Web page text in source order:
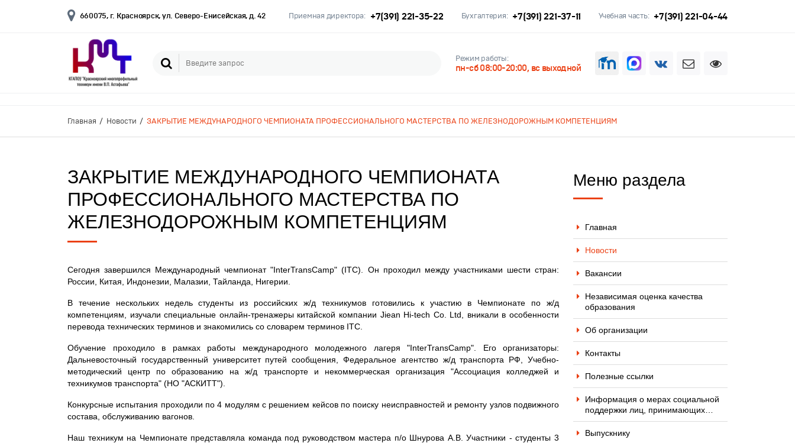
660075, г. Красноярск, ул. Северо-Енисейская, д. 42 Приемная директора: +7(391) 221-35-22 Бухгалтерия: +7(391) 221-37-11 Учебная часть: +7(391) 221-04-44
Режим работы:
пн-сб 08:00-20:00, вс выходной
Главная Новости ЗАКРЫТИЕ МЕЖДУНАРОДНОГО ЧЕМПИОНАТА ПРОФЕССИОНАЛЬНОГО МАСТЕРСТВА ПО ЖЕЛЕЗНОДОРОЖНЫМ КОМПЕТЕНЦИЯМ
ЗАКРЫТИЕ МЕЖДУНАРОДНОГО ЧЕМПИОНАТА
ПРОФЕССИОНАЛЬНОГО МАСТЕРСТВА ПО
ЖЕЛЕЗНОДОРОЖНЫМ КОМПЕТЕНЦИЯМ
Сегодня завершился Международный чемпионат "InterTransCamp" (ITC). Он проходил между участниками шести стран:
России, Китая, Индонезии, Малазии, Тайланда, Нигерии.
В течение нескольких недель студенты из российских ж/д техникумов готовились к участию в Чемпионате по ж/д
компетенциям, изучали специальные онлайн-тренажеры китайской компании Jiean Hi-tech Co. Ltd, вникали в особенности
перевода технических терминов и знакомились со словарем терминов ITC.
Обучение проходило в рамках работы международного молодежного лагеря "InterTransCamp". Его организаторы:
Дальневосточный государственный университет путей сообщения, Федеральное агентство ж/д транспорта РФ, Учебно-
методический центр по образованию на ж/д транспорте и некоммерческая организация "Ассоциация колледжей и
техникумов транспорта" (НО "АСКИТТ").
Конкурсные испытания проходили по 4 модулям с решением кейсов по поиску неисправностей и ремонту узлов подвижного
состава, обслуживанию вагонов.
Наш техникум на Чемпионате представляла команда под руководством мастера п/о Шнурова А.В. Участники - студенты 3
Меню раздела
Главная
Новости
Вакансии
Независимая оценка качества
образования
Об организации
Контакты
Полезные ссылки
Информация о мерах социальной
поддержки лиц, принимающих…
Выпускнику